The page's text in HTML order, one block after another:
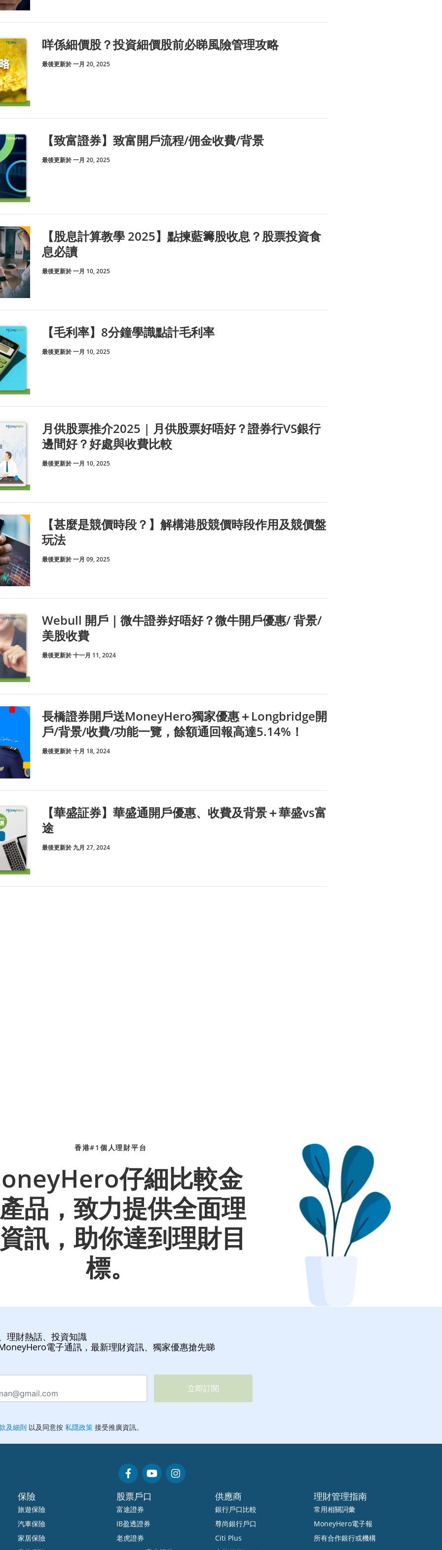
咩係細價股？投資細價股前必睇風險管理攻略
最後更新於 一月 20, 2025
【致富證券】致富開戶流程/佣金收費/背景
最後更新於 一月 20, 2025
【股息計算教學 2025】點揀藍籌股收息？股票投資食
息必讀
最後更新於 一月 10, 2025
【毛利率】8分鐘學識點計毛利率
最後更新於 一月 10, 2025
月供股票推介2025 | 月供股票好唔好？證券行VS銀行
邊間好？好處與收費比較
最後更新於 一月 10, 2025
【甚麼是競價時段？】解構港股競價時段作用及競價盤
玩法
最後更新於 一月 09, 2025
Webull 開戶｜微牛證券好唔好？微牛開戶優惠/ 背景/
美股收費
最後更新於 十一月 11, 2024
長橋證券開戶送MoneyHero獨家優惠＋Longbridge開
戶/背景/收費/功能一覽，餘額通回報高達5.14%！
最後更新於 十月 18, 2024
【華盛証券】華盛通開戶優惠、收費及背景＋華盛vs富
途
最後更新於 九月 27, 2024
香港#1個人理財平台
仔細比較金
品，致力提供全面理
訊，助你達到理財目
標。
理財熱話、投資知識
電子通訊，最新理財資訊、獨家優惠搶先睇
保險
旅遊保險
汽車保險
家居保險
股票戶口
富途證券
IB盈透證券
老虎證券
供應商
銀行戶口比較
尊尚銀行戶口
Citi Plus
理財管理指南
常用相關詞彙
MoneyHero電子報
所有合作銀行或機構